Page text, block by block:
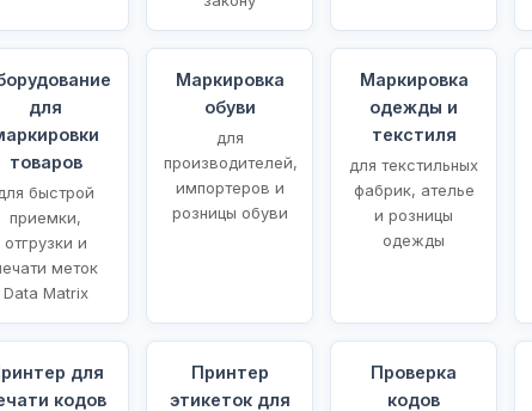
для
товаров
быстрой
приемки,
отгрузки и
меток
Data Matrix
Маркировка
обуви
для
производителей,
импортеров и
розницы обуви
Маркировка
одежды и
текстиля
для текстильных
фабрик, ателье
и розницы
одежды
для
кодов
Принтер
этикеток для
Проверка
кодов